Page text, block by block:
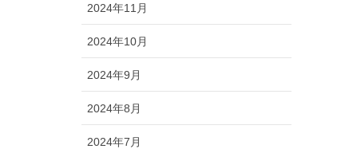
2024年11月
2024年10月
2024年9月
2024年8月
2024年7月